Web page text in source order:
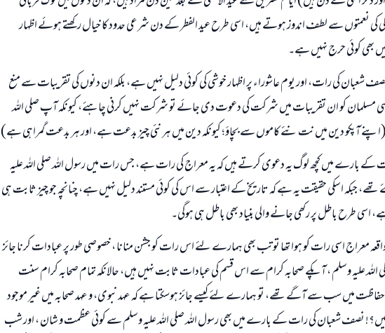
کی نعمتوں سے لطف اندوز ہوتے ہیں، اسی طرح عید الفطر کے دن شرعی حدود کا خیال رکھتے ہوئے اظہار
بھی کوئی حرج نہیں ہے۔
شعبان کی رات، اور یوم عاشوراء پر اظہار خوشی کی کوئی دلیل نہیں ہے، بلکہ ان دنوں کی تقریبات سے منع
کسی مسلمان کو ان تقریبات میں شرکت کی دعوت دی جائے تو شرکت نہیں کرنی چاہئے، کیونکہ آپ صلی اللہ
آپکو دین میں نت نئے کاموں سے بچاؤ؛ کیونکہ دین میں ہر نئی چیز بدعت ہے، اور ہر بدعت گمراہی ہے)
کے بارے میں کچھ لوگ یہ دعوی کرتے ہیں کہ یہ معراج کی رات ہے، جس رات میں رسول اللہ صلی اللہ علیہ
جبکہ اسکی حقیقت یہ ہے کہ تاریخ کے اعتبار سے اس کی کوئی مستند دلیل نہیں ہے، چنانچہ جو چیز ثابت ہی
اسی طرح باطل پر رکھی جانے والی بنیاد بھی باطل ہی ہوگی۔
معراج اسی رات کو ہوا تھا تو تب بھی ہمارے لئے اس رات کو جشن منانا ، خصوصی طور پر عبادات کرنا جائز
اللہ علیہ وسلم ، آپکے صحابہ کرام سے اس قسم کی عبادات ثابت نہیں ہیں، حالانکہ تمام صحابہ کرام سنت
میں سب سے آگے تھے، تو ہمارے لئے کیسے جائز ہوسکتا ہے کہ عہد نبوی، و عہد صحابہ میں غیر موجود
لیں؟! نصف شعبان کی رات کے بارے میں بھی رسول اللہ صلی اللہ علیہ وسلم سے کوئی عظمت و شان ، اور شب
ابھی تعاون کریں